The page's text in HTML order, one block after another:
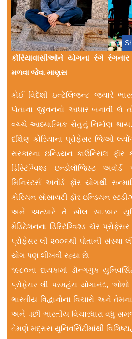
કોરિયાવાસીઓને યોગના રંગે
મળવા જેવા માણસ
કોઈ વિદેશી ઇન્ટેલિજન્ટ જ્યારે
પોતાના જીવનનો આધાર બનાવી લે
વચ્ચે આધ્યાત્મિક સેતુનું નિર્માણ
દક્ષિણ કોરિયાના પ્રોફેસર જિઓ
સરકારના ઇન્ડિયન કાઉન્સિલ ફૉર
ડિસ્ટિંગ્વિશ્ડ ઇન્ડોલૉજિસ્ટ
મિનિસ્ટર્સ અવૉર્ડ ફૉર યોગથી
કોરિયન સોસાયટી ફૉર ઇન્ડિયન
અને અત્યારે તે સોલ સાઇબર
મેડિટેશનના ડિસ્ટિંગ્વિશ્ડ ચૅર
પ્રોફેસર લી ૨૦૦૬થી પોતાની સંસ્થા
યોગ પણ શીખવી રહ્યા છે.
૧૯૮૦ના દાયકામાં ડૉન્ગગુક
પ્રોફેસર લી પરમહંસ યોગાનંદ,
ભારતીય વિદ્વાનોના વિચારો અને
અને પછી ભારતીય વિચારધારા વધુ
તેમણે મદ્રાસ યુનિવર્સિટીમાંથી